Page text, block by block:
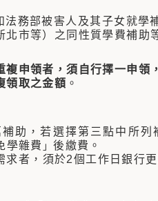
務部被害人及其子女就學
市等）之同性質學費補助
申領者，須自行擇一申領
領取之金額 。
助，若選擇第三點中所
學雜費 」後繳費。
者，須於2個工作日銀行